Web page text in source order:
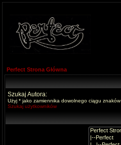
Perfect Strona Główna
Szukaj Autora:
Użyj * jako zamiennika dowolnego ciągu znaków
Szukaj użytkowników